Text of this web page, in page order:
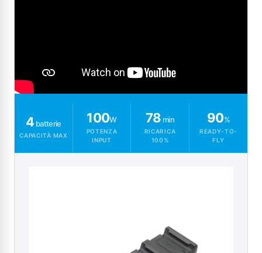
4 batterie
CAPACITÀ MAX
100W
POTENZA
INPUT
78 min
RICARICA
100%
90%
READY-TO-
FLY